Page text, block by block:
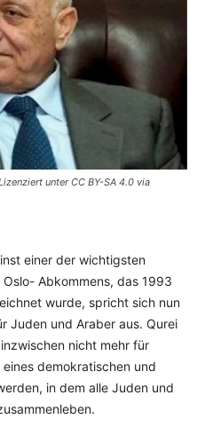
unter CC BY-SA 4.0 via
einer der wichtigsten
Abkommens, das 1993
wurde, spricht sich nun
Juden und Araber aus. Qurei
nicht mehr für
demokratischen und
in dem alle Juden und